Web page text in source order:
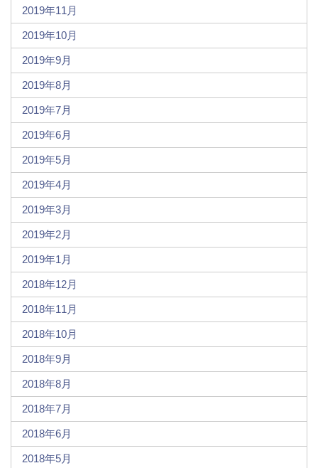
2019年11月
2019年10月
2019年9月
2019年8月
2019年7月
2019年6月
2019年5月
2019年4月
2019年3月
2019年2月
2019年1月
2018年12月
2018年11月
2018年10月
2018年9月
2018年8月
2018年7月
2018年6月
2018年5月